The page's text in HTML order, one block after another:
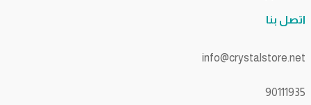
اتصل بنا
info@crystalstore.net
90111935